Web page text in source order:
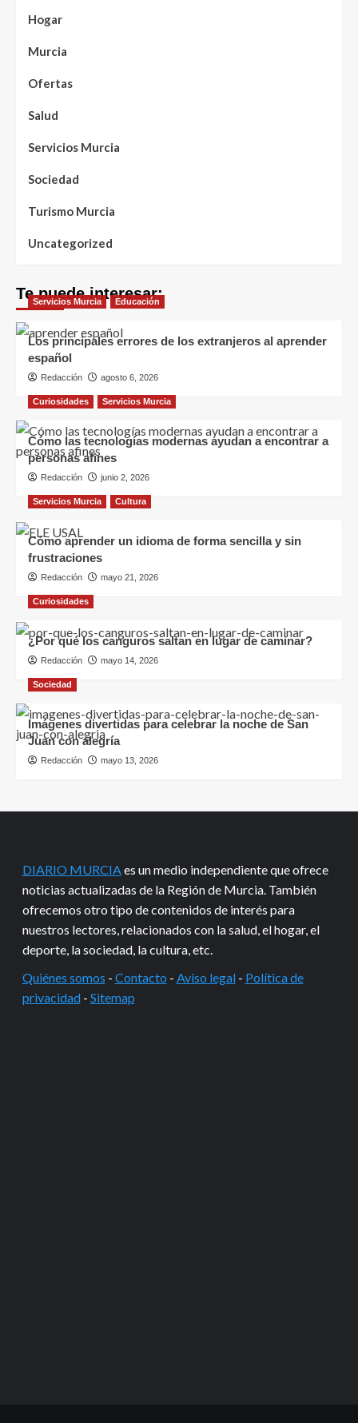
Hogar
Murcia
Ofertas
Salud
Servicios Murcia
Sociedad
Turismo Murcia
Uncategorized
Te puede interesar:
Servicios Murcia Educación
Los principales errores de los extranjeros al aprender
español
Redacción agosto 6, 2026
Curiosidades Servicios Murcia
Cómo las tecnologías modernas ayudan a encontrar a
personas afines
Redacción junio 2, 2026
Servicios Murcia Cultura
Cómo aprender un idioma de forma sencilla y sin
frustraciones
Redacción mayo 21, 2026
Curiosidades
¿Por qué los canguros saltan en lugar de caminar?
Redacción mayo 14, 2026
Sociedad
Imágenes divertidas para celebrar la noche de San
Juan con alegría
Redacción mayo 13, 2026
DIARIO MURCIAes un medio independiente que ofrece
noticias actualizadas de la Región de Murcia. También
ofrecemos otro tipo de contenidos de interés para
nuestros lectores, relacionados con la salud, el hogar, el
deporte, la sociedad, la cultura, etc.
Quiénes somos - Contacto - Aviso legal- Política de
privacidad- Sitemap